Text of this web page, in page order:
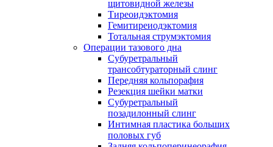
щитовидной железы
Тиреоидэктомия
Гемитиреиодэктомия
Тотальная струмэктомия
Операции тазового дна
Субуретральный
трансобтураторный слинг
Передняя кольпорафия
Резекция шейки матки
Субуретральный
позадилонный слинг
Интимная пластика больших
половых губ